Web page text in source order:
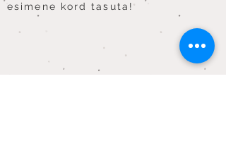
esimene kord tasuta!